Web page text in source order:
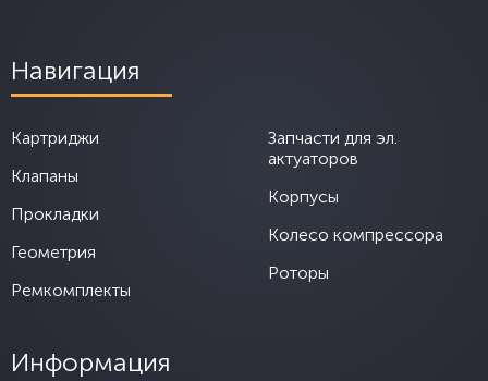
Навигация
Картриджи
Клапаны
Прокладки
Геометрия
Ремкомплекты
Запчасти для эл.
актуаторов
Корпусы
Колесо компрессора
Роторы
Информация